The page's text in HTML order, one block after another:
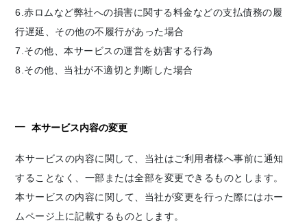
6.赤ロムなど弊社への損害に関する料金などの支払債務の履
行遅延、その他の不履行があった場合
7.その他、本サービスの運営を妨害する行為
8.その他、当社が不適切と判断した場合
本サービス内容の変更
本サービスの内容に関して、当社はご利用者様へ事前に通知
することなく、一部または全部を変更できるものとします。
本サービスの内容に関して、当社が変更を行った際にはホー
ムページ上に記載するものとします。